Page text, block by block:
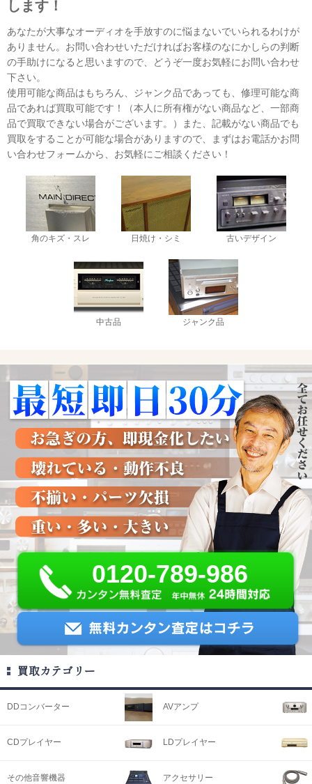
します！
あなたが大事なオーディオを手放すのに悩まないでいられるわけが
ありません。お問い合わせいただければお客様のなにかしらの判断
の手助けになると思いますので、どうぞ一度お気軽にお問い合わせ
下さい。
使用可能な商品はもちろん、ジャンク品であっても、修理可能な商
品であれば買取可能です！（本人に所有権がない商品など、一部商
品で買取できない場合がございます。）また、記載がない商品でも
買取をすることが可能な場合がありますので、まずはお電話かお問
い合わせフォームから、お気軽にご相談ください！
角のキズ・スレ 日焼け・シミ 古いデザイン
中古品 ジャンク品
0120-789-986
買取カテゴリー
DDコンバーター AVアンプ
CDプレイヤー LDプレイヤー
その他音響機器 アクセサリー